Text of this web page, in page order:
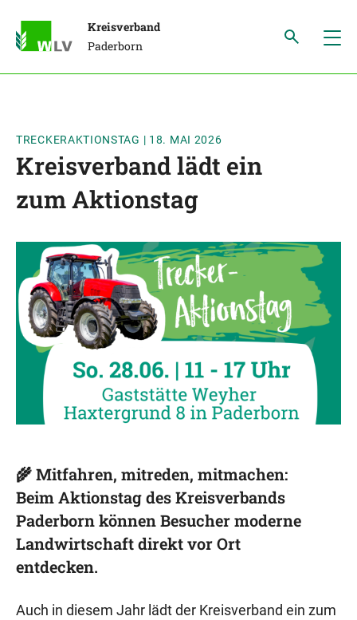
Kreisverband
Paderborn
TRECKERAKTIONSTAG | 18. MAI 2026
Kreisverband lädt ein
zum Aktionstag
🌾 Mitfahren, mitreden, mitmachen:
Beim Aktionstag des Kreisverbands
Paderborn können Besucher moderne
Landwirtschaft direkt vor Ort
entdecken.
Auch in diesem Jahr lädt der Kreisverband ein zum